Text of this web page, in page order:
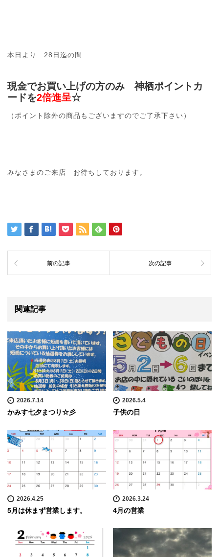
本日より 28日迄の間
現金でお買い上げの方のみ 神栖ポイントカ
ードを2倍進呈☆
（ポイント除外の商品もございますのでご了承下さい）
みなさまのご来店 お待ちしております。
前の記事 次の記事
関連記事
2026.7.14
かみす七夕まつり☆彡
2026.5.4
子供の日
2026.4.25
5月は休まず営業します。
2026.3.24
4月の営業